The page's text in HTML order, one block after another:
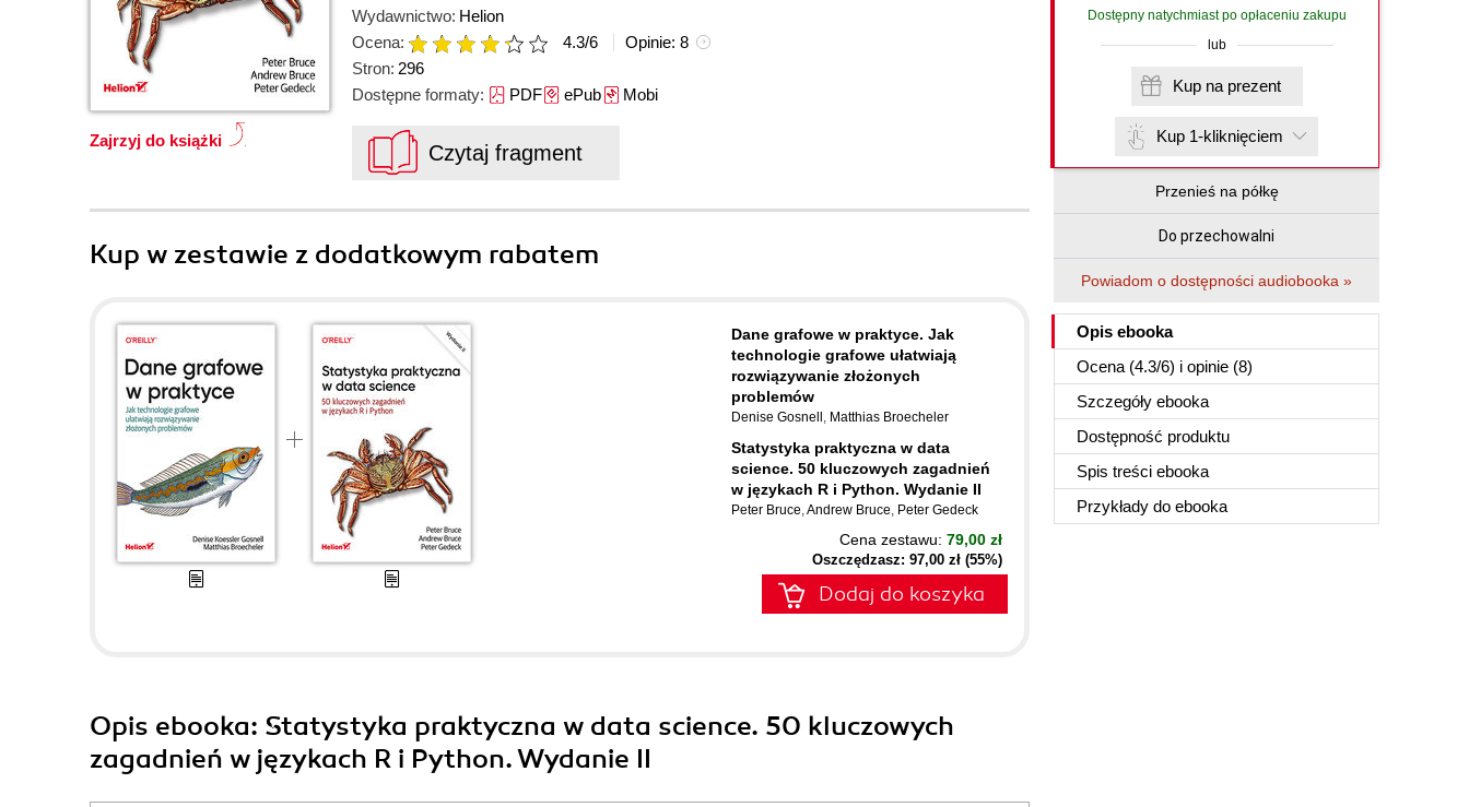
Zajrzyj do książki
Wydawnictwo: Helion
Ocena:
4.3/6 Opinie: 8
Stron: 296
Dostępne formaty: PDFePubMobi
Czytaj fragment
Dostępny natychmiast po opłaceniu zakupu
lub
Kup na prezent
Kup 1-kliknięciem
Przenieś na półkę
Do przechowalni
Powiadom o dostępności audiobooka »
Opis ebooka
Ocena (4.3/6) i opinie (8)
Szczegóły ebooka
Dostępność produktu
Spis treści ebooka
Przykłady do ebooka
Kup w zestawie z dodatkowym rabatem
Dane grafowe w praktyce. Jak
technologie grafowe ułatwiają
rozwiązywanie złożonych
problemów
Denise Gosnell , Matthias Broecheler
Statystyka praktyczna w data
science. 50 kluczowych zagadnień
w językach R i Python. Wydanie II
Peter Bruce,Andrew Bruce, Peter Gedeck
Cena zestawu: 79,00 zł
Oszczędzasz: 97,00 zł (55%)
Dodaj do koszyka
Opis ebooka: Statystyka praktyczna w data science. 50 kluczowych
zagadnień w językach R i Python. Wydanie II